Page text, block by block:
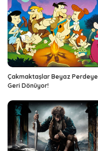
Çakmaktaşlar Beyaz Perdeye
Geri Dönüyor!